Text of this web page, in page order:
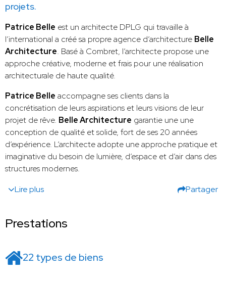
projets.
Patrice Belle est un architecte DPLG qui travaille à
l’international a créé sa propre agence d’architecture Belle
Architecture. Basé à Combret, l’architecte propose une
approche créative, moderne et frais pour une réalisation
architecturale de haute qualité.
Patrice Belle accompagne ses clients dans la
concrétisation de leurs aspirations et leurs visions de leur
projet de rêve. Belle Architecture garantie une une
conception de qualité et solide, fort de ses 20 années
d’expérience. L’architecte adopte une approche pratique et
imaginative du besoin de lumière, d’espace et d’air dans des
structures modernes.
Lire plus
Partager
Prestations
22 types de biens